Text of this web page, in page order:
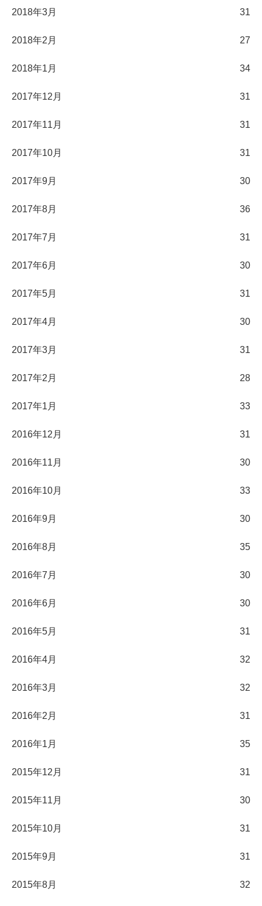
2018年3月 31
2018年2月 27
2018年1月 34
2017年12月 31
2017年11月 31
2017年10月 31
2017年9月 30
2017年8月 36
2017年7月 31
2017年6月 30
2017年5月 31
2017年4月 30
2017年3月 31
2017年2月 28
2017年1月 33
2016年12月 31
2016年11月 30
2016年10月 33
2016年9月 30
2016年8月 35
2016年7月 30
2016年6月 30
2016年5月 31
2016年4月 32
2016年3月 32
2016年2月 31
2016年1月 35
2015年12月 31
2015年11月 30
2015年10月 31
2015年9月 31
2015年8月 32